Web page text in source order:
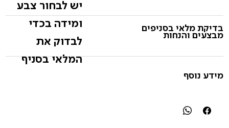
יש לבחור צבע
ומידה בכדי
לבדוק את
המלאי בסניף
בדיקת מלאי בסניפים
מבצעים והנחות
מידע נוסף